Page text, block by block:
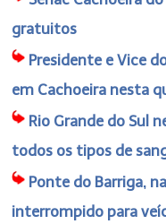
gratuitos
Presidente e Vice
em Cachoeira nesta
Rio Grande do Sul
todos os tipos de
Ponte do Barriga,
interrompido para